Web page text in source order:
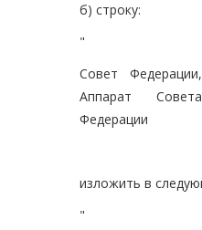
б) строку:
"
Совет Федерации,
Аппарат Совета
Федерации
изложить в
"